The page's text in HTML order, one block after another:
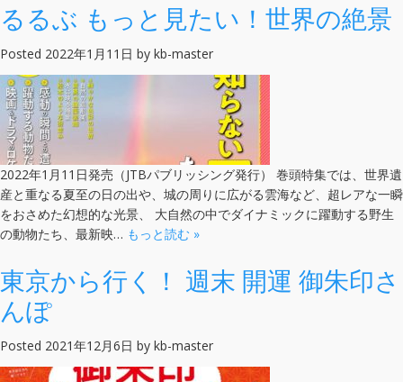
るるぶ もっと見たい！世界の絶景
Posted 2022年1月11日 by kb-master
2022年1月11日発売（JTBパブリッシング発行） 巻頭特集では、世界遺
産と重なる夏至の日の出や、城の周りに広がる雲海など、超レアな一瞬
をおさめた幻想的な光景、 大自然の中でダイナミックに躍動する野生
の動物たち、最新映… もっと読む »
東京から行く！ 週末 開運 御朱印さ
んぽ
Posted 2021年12月6日 by kb-master